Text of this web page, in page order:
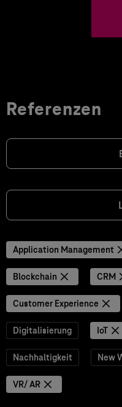
Referenzen
Application Management
Blockchain CRM
Customer Experience
Digitalisierung IoT
Nachhaltigkeit New
VR/ AR